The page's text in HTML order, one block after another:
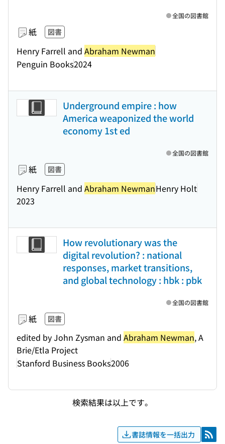
紙 図書
Henry Farrell and Abraham Newman
Penguin Books2024
全国の図書館
Underground empire : how
America weaponized the world
economy 1st ed
紙 図書
Henry Farrell and Abraham NewmanHenry Holt
2023
全国の図書館
How revolutionary was the
digital revolution? : national
responses, market transitions,
and global technology : hbk : pbk
紙 図書
edited by John Zysman and Abraham Newman, A
Brie/Etla Project
Stanford Business Books2006
全国の図書館
検索結果は以上です。
書誌情報を一括出力 RSS